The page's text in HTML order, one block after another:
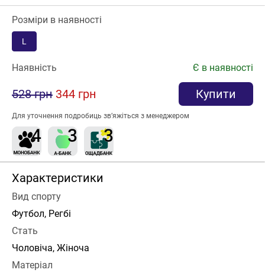
Розміри в наявності
L
Наявність Є в наявності
528 грн 344 грн Купити
Для уточнення подробиць зв’яжіться з менеджером
Характеристики
Вид спорту
Футбол, Регбі
Стать
Чоловіча, Жіноча
Матеріал